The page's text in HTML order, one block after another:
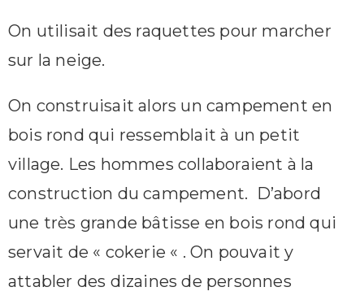
On utilisait des raquettes pour marcher
sur la neige.
On construisait alors un campement en
bois rond qui ressemblait à un petit
village. Les hommes collaboraient à la
construction du campement. D’abord
une très grande bâtisse en bois rond qui
servait de « cokerie « . On pouvait y
attabler des dizaines de personnes